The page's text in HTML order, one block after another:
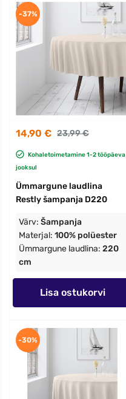
14,90 € 23,99 €
Kohaletoimetamine 1-2 tööpäeva
jooksul
Ümmargune laudlina
Restly šampanja D220
Värv: Šampanja
Materjal: 100% polüester
Ümmargune laudlina: 220
cm
Lisa ostukorvi
-37%
-30%